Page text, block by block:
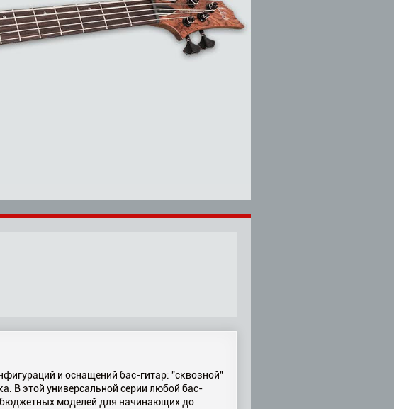
и оснащений бас-гитар: "сквозной"
В этой универсальной серии любой бас-
бюджетных моделей для начинающих до